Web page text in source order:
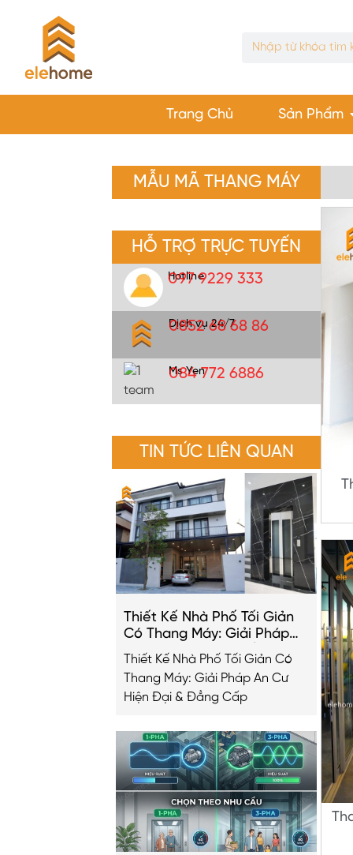
Trang Chủ Sản Phẩm
MẪU MÃ THANG MÁY
HỖ TRỢ TRỰC TUYẾN
Hotline
097 9229 333
Dịch vụ 24/7
0852 68 68 86
Ms Yen
084 772 6886
TIN TỨC LIÊN QUAN
Thiết Kế Nhà Phố Tối Giản
Có Thang Máy: Giải Pháp
An Cư Hiện Đại & Đẳng Cấp
2026
Thiết Kế Nhà Phố Tối Giản Có
Thang Máy: Giải Pháp An Cư
Hiện Đại & Đẳng Cấp